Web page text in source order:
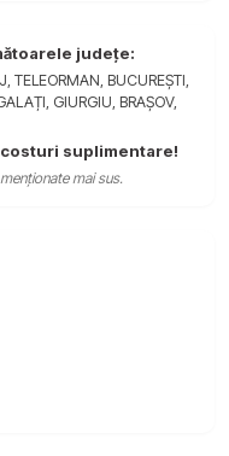
județe:
TELEORMAN, BUCUREȘTI,
GIURGIU, BRAȘOV,
costuri suplimentare!
mai sus.